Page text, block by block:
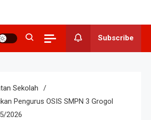
SMP N 3
Grogol
Subscribe
Sekolah
Pengurus OSIS SMPN 3 Grogol
2026